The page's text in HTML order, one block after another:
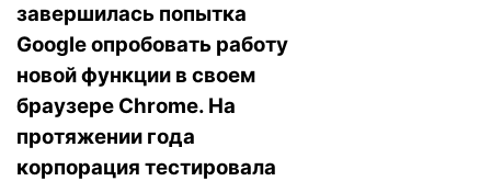
завершилась попытка
Google опробовать работу
новой функции в своем
браузере Chrome. На
протяжении года
корпорация тестировала